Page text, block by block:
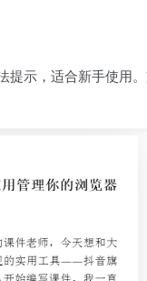
示，适合新手使用